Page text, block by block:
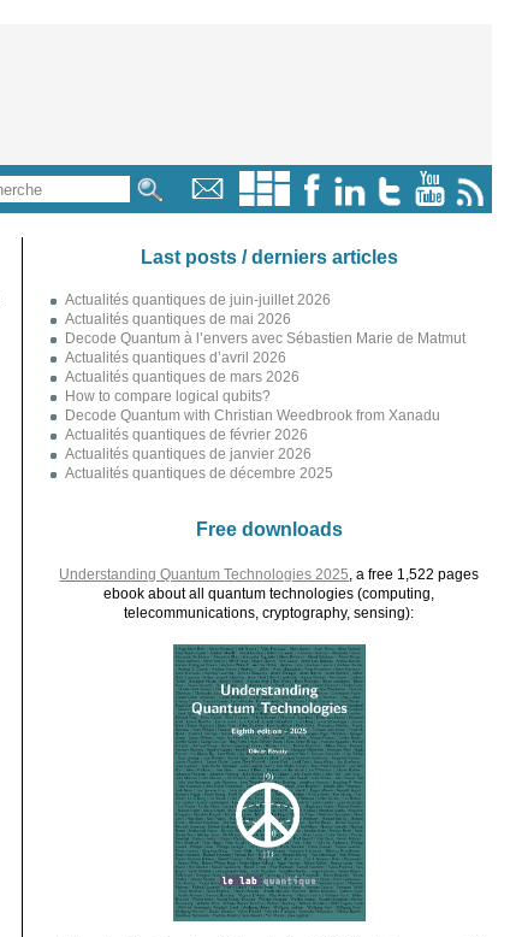
Last posts / derniers articles
Actualités quantiques de juin-juillet 2026
Actualités quantiques de mai 2026
Decode Quantum à l’envers avec Sébastien Marie de Matmut
Actualités quantiques d’avril 2026
Actualités quantiques de mars 2026
How to compare logical qubits?
Decode Quantum with Christian Weedbrook from Xanadu
Actualités quantiques de février 2026
Actualités quantiques de janvier 2026
Actualités quantiques de décembre 2025
Free downloads
Understanding Quantum Technologies 2025 , a free 1,522 pages
ebook about all quantum technologies (computing,
telecommunications, cryptography, sensing):